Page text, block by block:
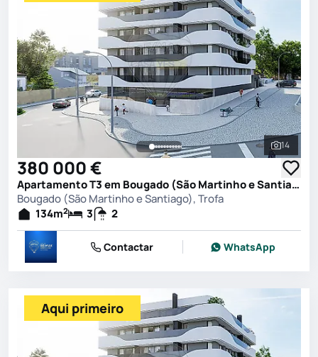
Ver
14
380 000 €
Apartamento T3 em Bougado (São Martinho e Santiago), Trofa
Bougado (São Martinho e Santiago), Trofa
134m2 3 2
Contactar WhatsApp
Aqui primeiro